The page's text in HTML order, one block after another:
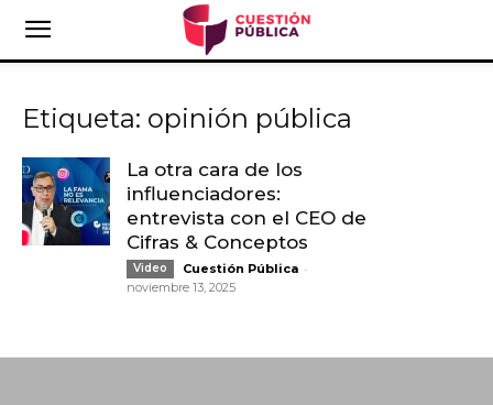
Etiqueta: opinión pública
La otra cara de los
influenciadores:
entrevista con el CEO de
Cifras & Conceptos
Video Cuestión Pública -
noviembre 13, 2025